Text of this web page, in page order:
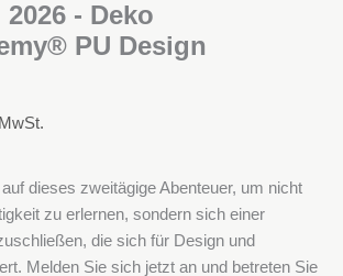
- Deko
PU Design
dieses zweitägige Abenteuer, um nicht
zu erlernen, sondern sich einer
die sich für Design und
Melden Sie sich jetzt an und betreten Sie